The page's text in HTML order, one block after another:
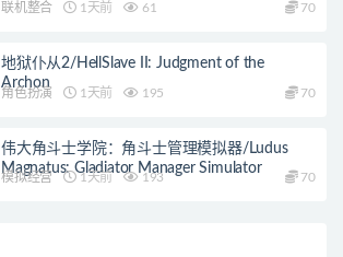
联机整合 1天前 61 70
地狱仆从2/HellSlave II: Judgment of the
Archon
角色扮演 1天前 195 70
伟大角斗士学院：角斗士管理模拟器/Ludus
Magnatus: Gladiator Manager Simulator
模拟经营 1天前 193 70